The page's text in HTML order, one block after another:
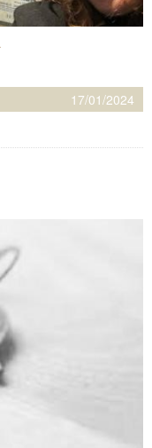
17/01/2024